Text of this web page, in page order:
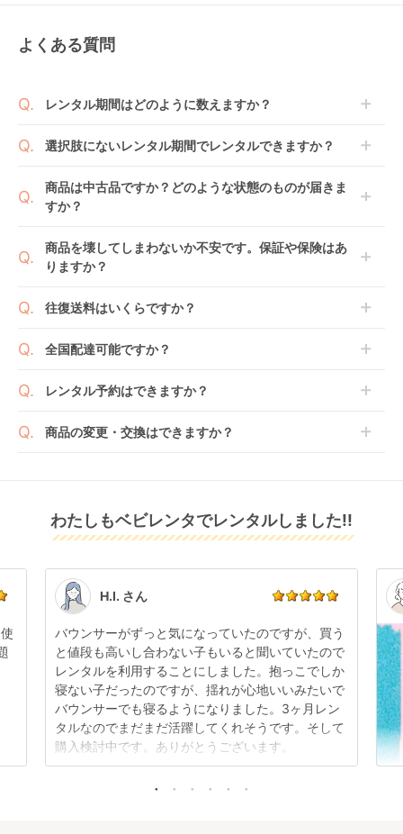
よくある質問
レンタル期間はどのように数えますか？
開始日1日目となります。
日までに配送業者（佐川急便）に商品の引渡しとなり
ます。
選択肢にないレンタル期間でレンタルできますか？
間の利用が可能です。
例えば4ヶ月の場合、3ヶ月レンタル＋1ヶ月延長とし
の上で、早期にご返却ください。
商品は中古品ですか？どのような状態のものが届きま
すか？
のもございます。
新品商品はメーカーから仕入れた状態のものをお送り
走行テストを行う場合がございます。
となる場合がございます。その際、メーカーの都合に
場合や、在庫切れによりご注文をキャンセルさせてい
い。
※万が一キャンセルとなった場合には、代金は全額ご
てお届けしております。そのため、小さなキズや使用
感はございますが、故障や大きなキズ、シミなどのリ
す。
点検清掃については
もご確認ください。
商品を壊してしまわないか不安です。保証や保険はあ
りますか？
おります。
ョンをご購入ください。
詳しくはこちらをご確認ください。
往復送料はいくらですか？
へ入れ、カートページから住所を入力すると送料が確
全国配達可能ですか？
※空港への配達はご対応できかねますのであらかじめ
レンタル予約はできますか？
可能ですので、商品のご注文時にご希望のお日にちに
商品の変更・交換はできますか？
また、レンタル期間の変更も商品発送前であれば変更
可能です。
い。
わたしもベビレンタでレンタルしました!!
H.I. さん
バウンサーがずっと気になっていたのですが、買う
と値段も高いし合わない子もいると聞いていたので
レンタルを利用することにしました。抱っこでしか
寝ない子だったのですが、揺れが心地いいみたいで
バウンサーでも寝るようになりました。3ヶ月レン
タルなのでまだまだ活躍してくれそうです。そして
購入検討中です。ありがとうございます。